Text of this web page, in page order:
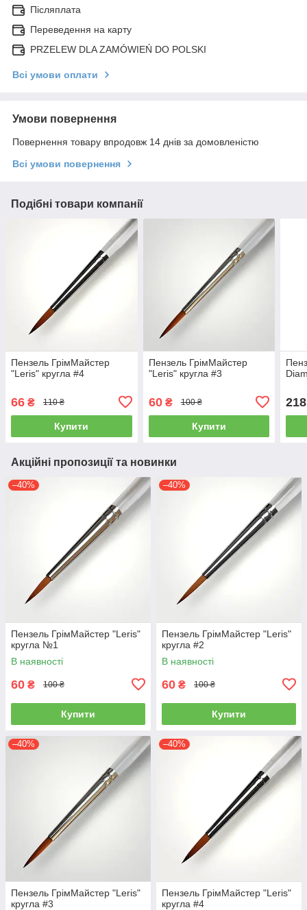
Післяплата
Переведення на карту
PRZELEW DLA ZAMÓWIEŃ DO POLSKI
Всі умови оплати
Умови повернення
Повернення товару впродовж 14 днів за домовленістю
Всі умови повернення
Подібні товари компанії
Пензель ГрімМайстер
"Leris" кругла #4
66 ₴ 110 ₴
Купити
Пензель ГрімМайстер
"Leris" кругла #3
60₴ 100 ₴
Купити
218
Акційні пропозиції та новинки
–40%
Пензель ГрімМайстер "Leris"
кругла №1
В наявності
60 ₴ 100 ₴
Купити
–40%
Пензель ГрімМайстер "Leris"
кругла #2
В наявності
60 ₴ 100 ₴
Купити
–40%
Пензель ГрімМайстер "Leris"
кругла #3
–40%
Пензель ГрімМайстер "Leris"
кругла #4